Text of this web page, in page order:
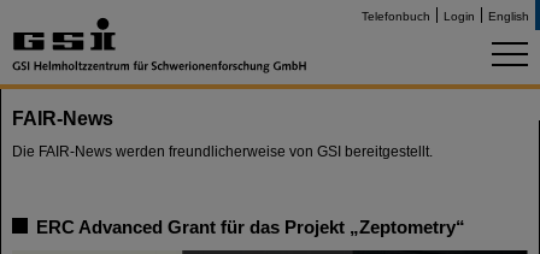
Telefonbuch Login English
FAIR-News
Die FAIR-News werden freundlicherweise von GSI bereitgestellt.
ERC Advanced Grant für das Projekt „Zeptometry“